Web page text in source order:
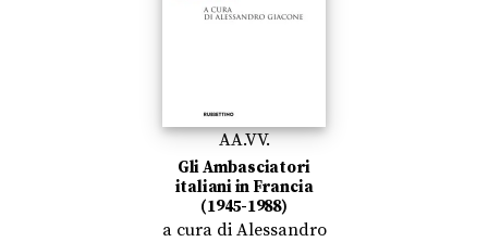
AA.VV.
Gli Ambasciatori
italiani in Francia
(1945-1988)
a cura di Alessandro